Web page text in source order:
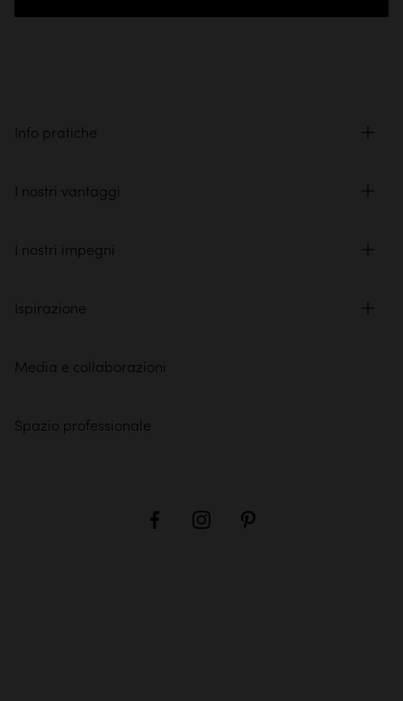
Info pratiche
I nostri vantaggi
I nostri impegni
Ispirazione
Media e collaborazioni
Spazio professionale